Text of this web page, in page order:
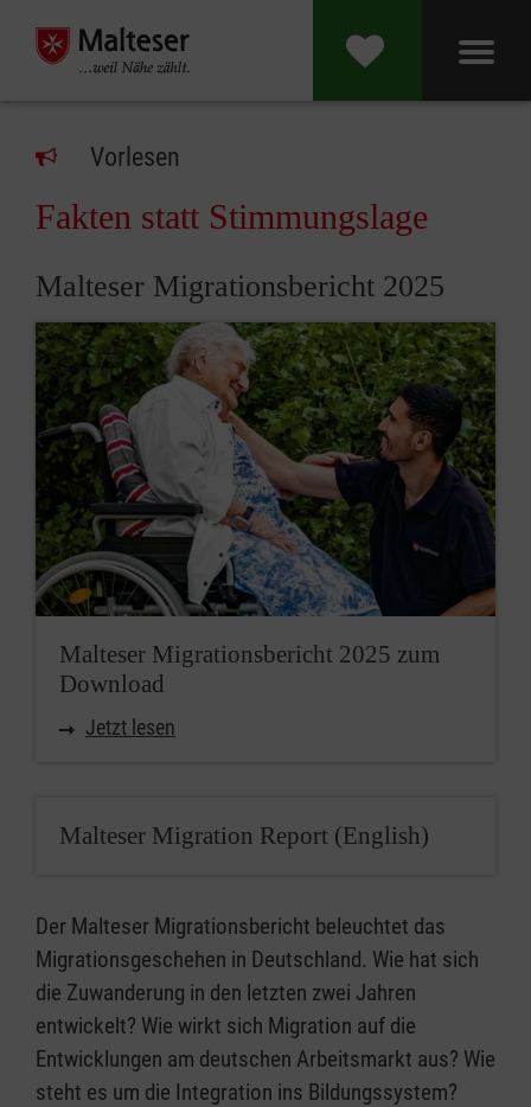
Vorlesen
Fakten statt Stimmungslage
Malteser Migrationsbericht 2025
Malteser Migrationsbericht 2025 zum
Download
Jetzt lesen
Malteser Migration Report (English)
Der Malteser Migrationsbericht beleuchtet das
Migrationsgeschehen in Deutschland. Wie hat sich
die Zuwanderung in den letzten zwei Jahren
entwickelt? Wie wirkt sich Migration auf die
Entwicklungen am deutschen Arbeitsmarkt aus? Wie
steht es um die Integration ins Bildungssystem?